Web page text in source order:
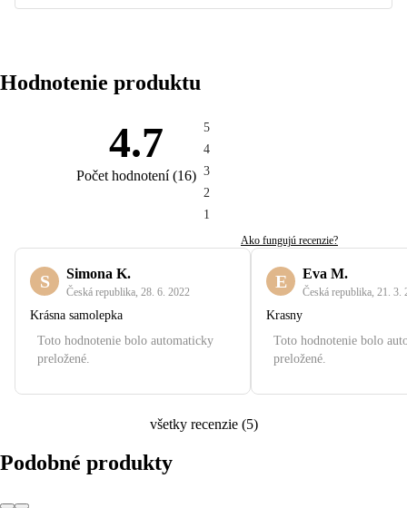
Hodnotenie produktu
4.7
Počet hodnotení(16)
5
4
3
2
1
Ako fungujú recenzie?
S Simona K.
Česká republika 28. 6. 2022
Krásna samolepka
Toto hodnotenie bolo automaticky
preložené.
E Eva M.
Česká republika 21. 3.
Krasny
Toto hodnotenie bolo
preložené.
všetky recenzie(5)
Podobné produkty